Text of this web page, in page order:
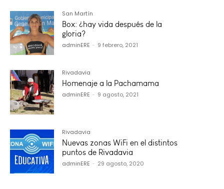
San Martín
Box: ¿hay vida después de la
gloria?
adminERE - 9 febrero, 2021
Rivadavia
Homenaje a la Pachamama
adminERE - 9 agosto, 2021
Rivadavia
Nuevas zonas WiFi en el distintos
puntos de Rivadavia
adminERE - 29 agosto, 2020